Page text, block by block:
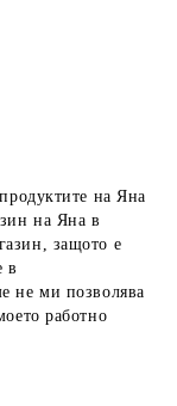
на Яна
на Яна в
защото е
в
не ми позволява
работно